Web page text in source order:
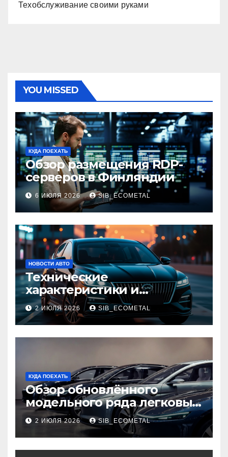
Техобслуживание своими руками
YOU MISSED
КУДА ПОЕХАТЬ
Обзор размещения RDP-
серверов в Финляндии
6 ИЮЛЯ 2026 SIB_ECOMETAL
НОВОСТИ АВТО
Технические
характеристики и
доступные комплектации
GAC Empow
2 ИЮЛЯ 2026 SIB_ECOMETAL
КУДА ПОЕХАТЬ
Обзор обновлённого
модельного ряда легковых
автомобилей 2026 года
2 ИЮЛЯ 2026 SIB_ECOMETAL